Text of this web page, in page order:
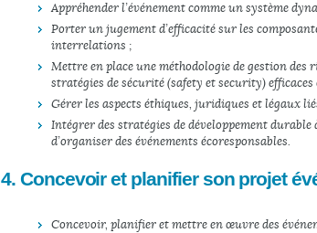
Appréhender l’événement comme un système
Porter un jugement d’efficacité sur les
interrelations ;
Mettre en place une méthodologie de gestion des
stratégies de sécurité (safety et security) efficaces
Gérer les aspects éthiques, juridiques et légaux
Intégrer des stratégies de développement
d’organiser des événements écoresponsables.
4. Concevoir et planifier son projet
Concevoir, planifier et mettre en œuvre des